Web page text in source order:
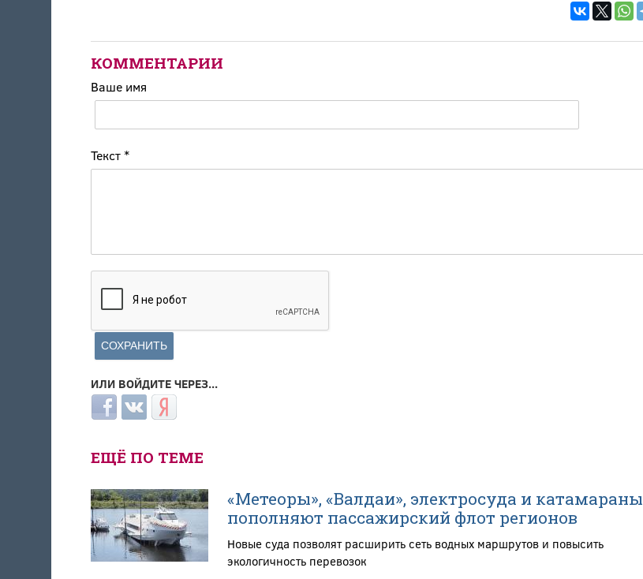
КОММЕНТАРИИ
Ваше имя
Текст *
ИЛИ ВОЙДИТЕ ЧЕРЕЗ...
Login with Facebook
Login with ВКонтакте
Login with Яндекс
ЕЩЁ ПО ТЕМЕ
«Метеоры», «Валдаи», электросуда и катамараны
пополняют пассажирский флот регионов
Новые суда позволят расширить сеть водных маршрутов и повысить
экологичность перевозок